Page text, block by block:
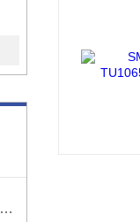
如何利用REXROTH电机提升设备的性能与稳定性？